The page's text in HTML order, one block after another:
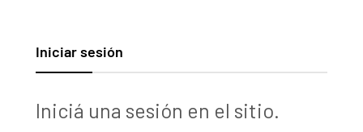
Iniciar sesión
Iniciá una sesión en el sitio.